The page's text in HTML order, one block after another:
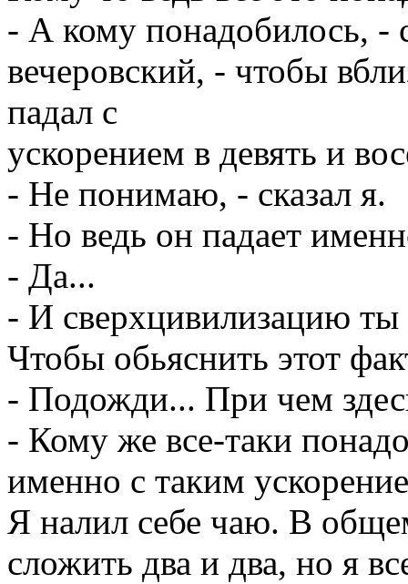
- А кому понадобилось, -
вечеровский, - чтобы
падал с
ускорением в девять и
- Не понимаю, - сказал я.
- Но ведь он падает
- Да...
- И сверхцивилизацию
Чтобы обьяснить этот
- Подожди... При чем
- Кому же все-таки
именно с таким
Я налил себе чаю. В
сложить два и два, но я